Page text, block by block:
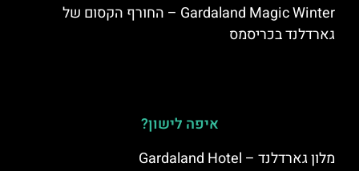
Gardaland Magic Winter – החורף הקסום של
גארדלנד בכריסמס
איפה לישון?
מלון גארדלנד – Gardaland Hotel